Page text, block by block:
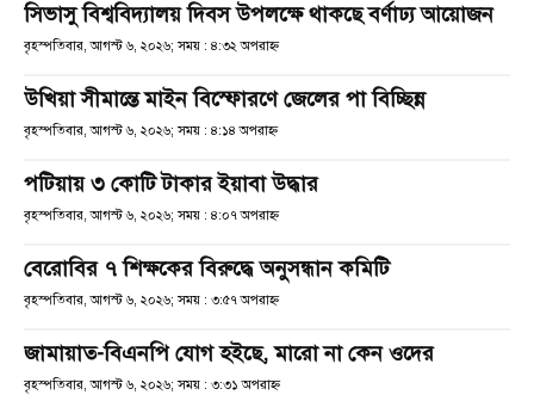
সিভাসু বিশ্ববিদ্যালয় দিবস উপলক্ষে থাকছে বর্ণাঢ্য আয়োজন
বৃহস্পতিবার, আগস্ট ৬, ২০২৬; সময় : ৪:৩২ অপরাহ্ণ
উখিয়া সীমান্তে মাইন বিস্ফোরণে জেলের পা বিচ্ছিন্ন
বৃহস্পতিবার, আগস্ট ৬, ২০২৬; সময় : ৪:১৪ অপরাহ্ণ
পটিয়ায় ৩ কোটি টাকার ইয়াবা উদ্ধার
বৃহস্পতিবার, আগস্ট ৬, ২০২৬; সময় : ৪:০৭ অপরাহ্ণ
বেরোবির ৭ শিক্ষকের বিরুদ্ধে অনুসন্ধান কমিটি
বৃহস্পতিবার, আগস্ট ৬, ২০২৬; সময় : ৩:৫৭ অপরাহ্ণ
জামায়াত-বিএনপি যোগ হইছে, মারো না কেন ওদের
বৃহস্পতিবার, আগস্ট ৬, ২০২৬; সময় : ৩:৩১ অপরাহ্ণ